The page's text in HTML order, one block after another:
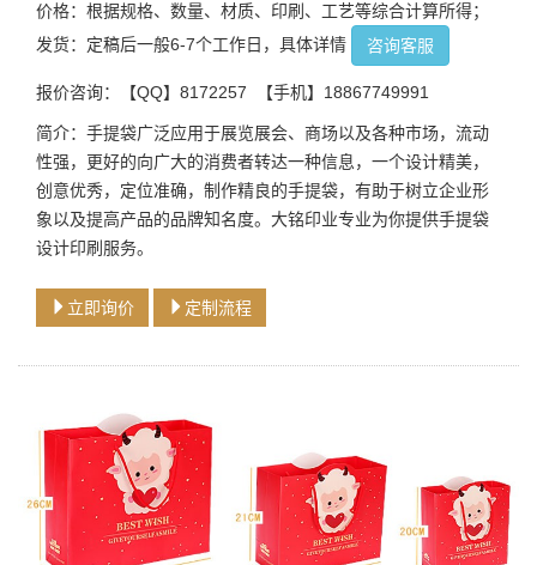
价格：根据规格、数量、材质、印刷、工艺等综合计算所得；
发货：定稿后一般6-7个工作日，具体详情
咨询客服
报价咨询：【QQ】8172257 【手机】18867749991
简介：手提袋广泛应用于展览展会、商场以及各种市场，流动
性强，更好的向广大的消费者转达一种信息，一个设计精美，
创意优秀，定位准确，制作精良的手提袋，有助于树立企业形
象以及提高产品的品牌知名度。大铭印业专业为你提供手提袋
设计印刷服务。
立即询价 定制流程